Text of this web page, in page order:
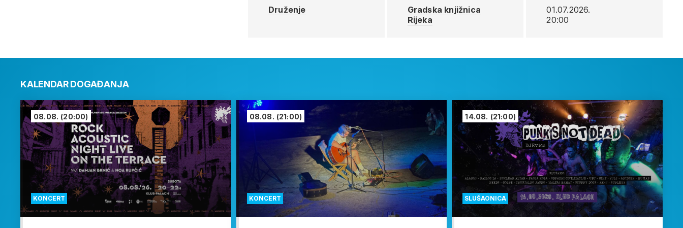
Druženje
Gradska knjižnica
Rijeka
01.07.2026.
20:00
KALENDAR DOGAĐANJA
KONCERT
08.08. (20:00)
KONCERT
08.08. (21:00)
SLUŠAONICA
14.08. (21:00)